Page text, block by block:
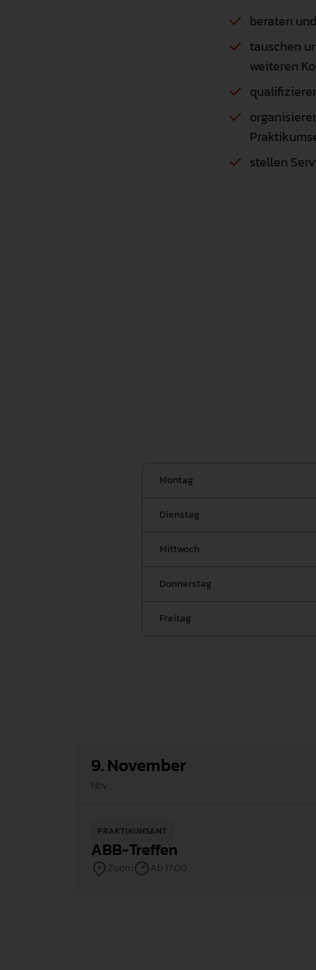
beraten
tauschen
weiteren
stellen
Montag
Dienstag
Mittwoch
Donnerstag
Freitag
9. November
Nov.
PRAKTIKUMSAMT
ABB-Treffen
Zoom Ab 17:00